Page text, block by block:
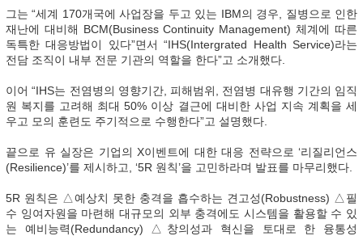
그는 “세계 170개국에 사업장을 두고 있는 IBM의 경우, 질병으로 인한
재난에 대비해 BCM(Business Continuity Management) 체계에 따른
독특한 대응방법이 있다”면서 “IHS(Intergrated Health Service)라는
전담 조직이 내부 전문 기관의 역할을 한다”고 소개했다.
이어 “IHS는 전염병의 영향기간, 피해범위, 전염병 대유행 기간의 임직
원 복지를 고려해 최대 50% 이상 결근에 대비한 사업 지속 계획을 세
우고 모의 훈련도 주기적으로 수행한다”고 설명했다.
끝으로 유 실장은 기업의 X이벤트에 대한 대응 전략으로 ‘리질리언스
(Resilience)’를 제시하고, ‘5R 원칙’을 고민하라며 발표를 마무리했다.
5R 원칙은 △예상치 못한 충격을 흡수하는 견고성(Robustness) △필
수 잉여자원을 마련해 대규모의 외부 충격에도 시스템을 활용할 수 있
는 예비능력(Redundancy) △창의성과 혁신을 토대로 한 융통성